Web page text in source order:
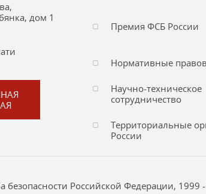
дом 1
Премия ФСБ России
Нормативные
Научно-техническое
сотрудничество
Территориальные
России
безопасности Российской Федерации, 1999 -